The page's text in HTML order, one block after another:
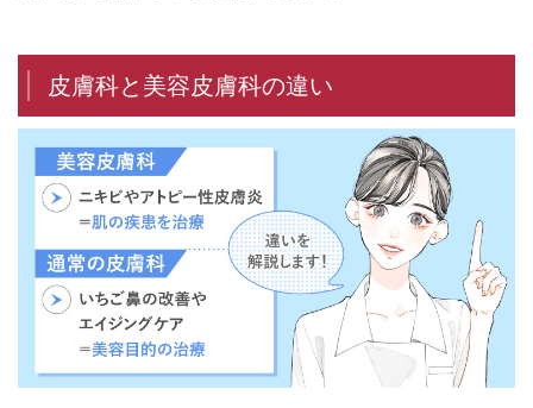
皮膚科と美容皮膚科の違い